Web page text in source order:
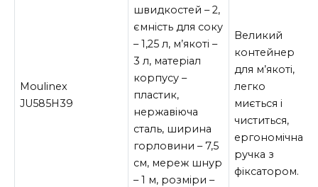
Moulinex
JU585H39
швидкостей – 2,
ємність для соку
– 1,25 л, м’якоті –
3 л, матеріал
корпусу –
пластик,
нержавіюча
сталь, ширина
горловини – 7,5
см, мереж шнур
– 1 м, розміри –
Великий
контейнер
для м’якоті,
легко
миється і
чиститься,
ергономічна
ручка з
фіксатором.